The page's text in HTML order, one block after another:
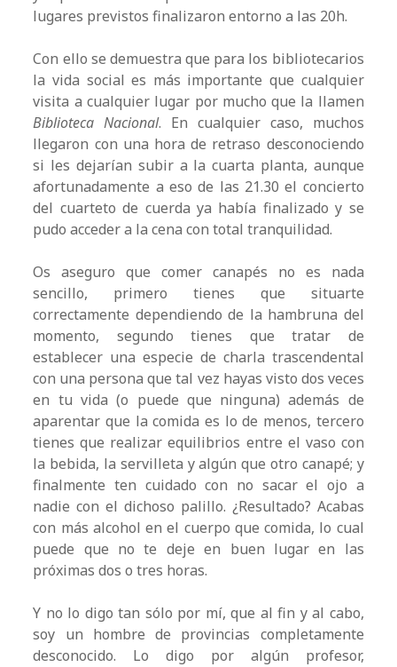
lugares previstos finalizaron entorno a las 20h.
Con ello se demuestra que para los bibliotecarios
la vida social es más importante que cualquier
visita a cualquier lugar por mucho que la llamen
Biblioteca Nacional. En cualquier caso, muchos
llegaron con una hora de retraso desconociendo
si les dejarían subir a la cuarta planta, aunque
afortunadamente a eso de las 21.30 el concierto
del cuarteto de cuerda ya había finalizado y se
pudo acceder a la cena con total tranquilidad.
Os aseguro que comer canapés no es nada
sencillo, primero tienes que situarte
correctamente dependiendo de la hambruna del
momento, segundo tienes que tratar de
establecer una especie de charla trascendental
con una persona que tal vez hayas visto dos veces
en tu vida (o puede que ninguna) además de
aparentar que la comida es lo de menos, tercero
tienes que realizar equilibrios entre el vaso con
la bebida, la servilleta y algún que otro canapé; y
finalmente ten cuidado con no sacar el ojo a
nadie con el dichoso palillo. ¿Resultado? Acabas
con más alcohol en el cuerpo que comida, lo cual
puede que no te deje en buen lugar en las
próximas dos o tres horas.
Y no lo digo tan sólo por mí, que al fin y al cabo,
soy un hombre de provincias completamente
desconocido. Lo digo por algún profesor,